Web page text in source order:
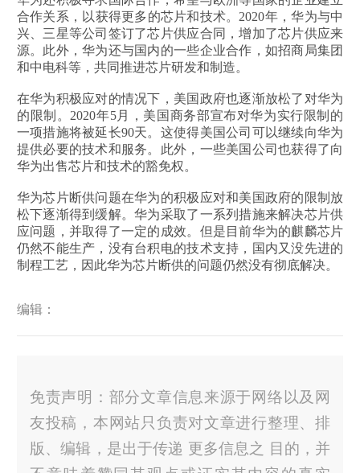
合作关系，以获得更多的芯片和技术。2020年，华为与中
兴、三星等公司签订了芯片供应合同，增加了芯片供应来
源。此外，华为还与国内的一些企业合作，如招商局集团
和中电科等，共同推进芯片研发和制造。
在华为积极应对的情况下，美国政府也逐渐放松了对华为
的限制。2020年5月，美国商务部宣布对华为实行限制的
一项措施将被延长90天。这使得美国公司可以继续向华为
提供必要的技术和服务。此外，一些美国公司也获得了向
华为出售芯片和技术的豁免权。
华为芯片断供问题在华为的积极应对和美国政府的限制放
松下逐渐得到缓解。华为采取了一系列措施来解决芯片供
应问题，并取得了一定的成效。但是目前华为的麒麟芯片
仍然不能生产，没有台积电的技术支持，国内又没先进的
制程工艺，因此华为芯片断供的问题仍然没有彻底解决。
编辑：
免责声明：部分文章信息来源于网络以及网
友投稿，本网站只负责对文章进行整理、排
版、编辑，是出于传递 更多信息之 目的，并